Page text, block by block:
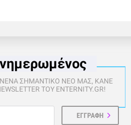
ΣΗΜΑΝΤΙΚΟ ΝΕΟ ΜΑΣ, ΚΑΝΕ
ΤΟΥ ENTERNITY.GR!